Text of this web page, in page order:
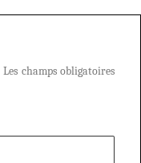
Les champs obligatoires